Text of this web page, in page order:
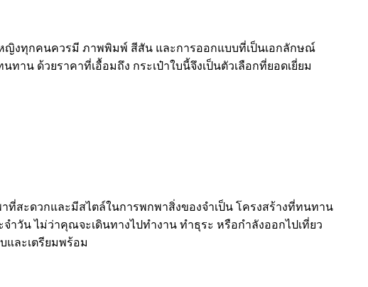
ผู้หญิงทุกคนควรมี ภาพพิมพ์ สีสัน และการออกแบบที่เป็นเอกลักษณ์
าน ด้วยราคาที่เอื้อมถึง กระเป๋าใบนี้จึงเป็นตัวเลือกที่ยอดเยี่ยม
ที่สะดวกและมีสไตล์ในการพกพาสิ่งของจำเป็น โครงสร้างที่ทนทาน
ำวัน ไม่ว่าคุณจะเดินทางไปทำงาน ทำธุระ หรือกำลังออกไปเที่ยว
และเตรียมพร้อม